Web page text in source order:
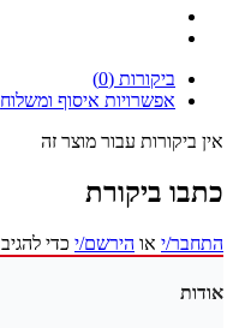
ביקורות (0)
אפשרויות איסוף ומשלוח
אין ביקורות עבור מוצר זה
כתבו ביקורת
התחבר/י או הירשם/י כדי להגיב
אודות